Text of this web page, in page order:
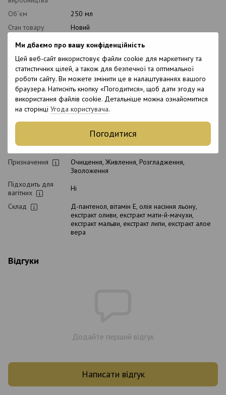
Ми дбаємо про вашу конфіденційність
Цей веб-сайт використовує файли cookie для маркетингу та
статистичних цілей, а також для безпечної та оптимальної
роботи сайту. Ви можете змінити це в налаштуваннях вашого
браузера. Натисніть кнопку «Погодитися», щоб дати згоду на
використання файлів cookie. Детальніше можна ознайомитися
на сторінці Угода користувача.
Погодитися
Об`єм
250 мл
Стан товару
Новий
Упаковка
Рівень pH
Вид косметики
Шампунь
Класифікація
косметики
Професійна
Тип домашнього
догляду
Щоденний
Тип волосся
голови
Призначення
Очищення, Живлення, Розгладження,
Зволоження
Підходить для
вагітних
Ні
Склад
Д-пантенол, вітамін Е, олія насіння льону,
екстракт оливи, екстракт мати-й-мачухи,
екстракт мальви, екстракт липи, екстракт алое
вера
Відгуки
Додайте перший відгук
Написати відгук